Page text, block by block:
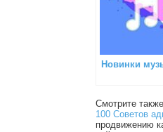
Новинки
Смотрите
100 Советов
продвижению